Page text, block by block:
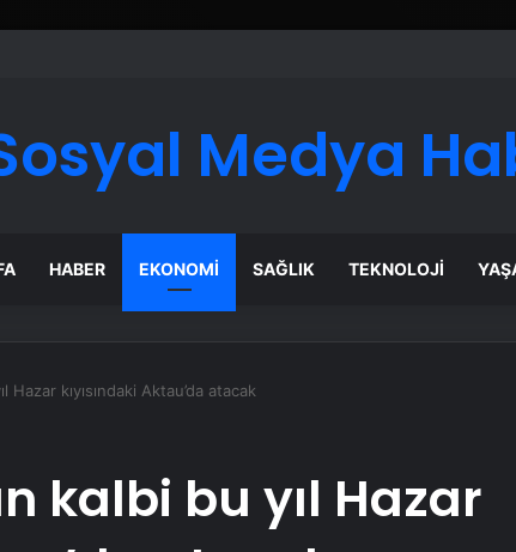
Dijital Taşımacılık Yazılımı
Medya
HABER EKONOMI SAĞLIK TEKNOLOJI
Hazar kıyısındaki Aktau’da atacak
kalbi bu yıl Hazar